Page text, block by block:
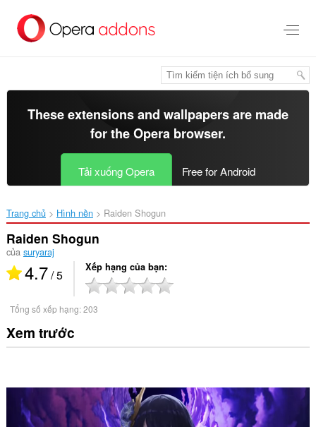
đến
These extensions and wallpapers are made
for theOpera browser.
Tải xuống Opera Free for Android
Trang chủ Hình nền Raiden Shogun‎
Raiden Shogun
của suryaraj
4.7/ 5 Xếp hạng của bạn
Tổng số xếp hạng:203
Xem trước